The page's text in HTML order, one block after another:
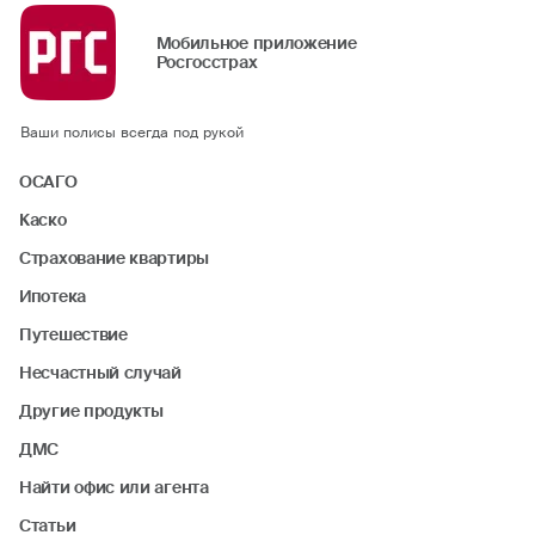
представителю лица (потерпевшего
выгодоприобретателя), не достигшего возраста
18 лет.
Документы из компетентных органов:
события, дата составления документа;
описание обстоятельства происшествия,
количество участников;
и потерпевших в ДТП, либо информация
Ф.И.О. собственников ТС;
марка, модель, гос. рег. номер ТС
повреждения и повреждения причиненные
иному имуществу;
застрахована их ответственность или
Мобильное приложение
Росгосстрах
Ваши полисы всегда под рукой
ОСАГО
Каско
Страхование квартиры
Ипотека
Путешествие
Несчастный случай
Другие продукты
ДМС
Найти офис или агента
Статьи